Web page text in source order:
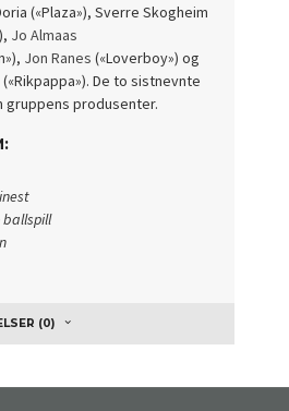
(«Plaza»), Sverre Skogheim
Jo Almaas
Jon Ranes («Loverboy») og
De to sistnevnte
gruppens produsenter.
(0)